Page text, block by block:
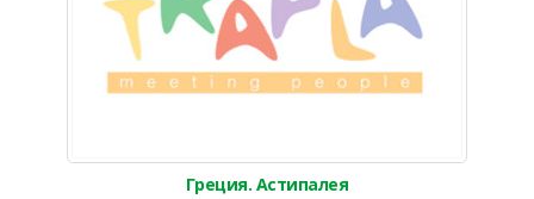
Греция. Астипалея